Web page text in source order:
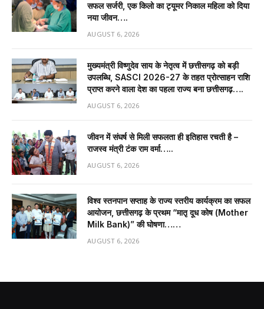
सफल सर्जरी, एक किलो का ट्यूमर निकाल महिला को दिया
नया जीवन….
AUGUST 6, 2026
मुख्यमंत्री विष्णुदेव साय के नेतृत्व में छत्तीसगढ़ को बड़ी
उपलब्धि, SASCI 2026-27 के तहत प्रोत्साहन राशि
प्राप्त करने वाला देश का पहला राज्य बना छत्तीसगढ़….
AUGUST 6, 2026
जीवन में संघर्ष से मिली सफलता ही इतिहास रचती है –
राजस्व मंत्री टंक राम वर्मा…..
AUGUST 6, 2026
विश्व स्तनपान सप्ताह के राज्य स्तरीय कार्यक्रम का सफल
आयोजन, छत्तीसगढ़ के प्रथम “मातृ दूध कोष (Mother
Milk Bank)” की घोषणा……
AUGUST 6, 2026